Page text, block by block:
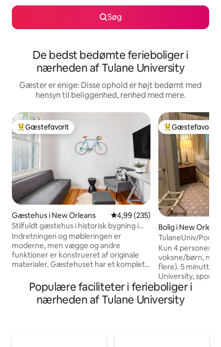
Søg
De bedst bedømte ferieboliger i
nærheden af Tulane University
Gæster er enige: Disse ophold er højt bedømt med
hensyn til beliggenhed, renhed med mere.
Bedste gæstefavorit
Gæstefavorit
Gæstehus i New Orleans 4,99 ud af 5 i gennemsnitlig
4,99 (235)
Stilfuldt gæstehus i historisk bygning i
nærheden af Audubon Park
Indretningen og møbleringen er
moderne, men vægge og andre
funktioner er konstrueret af originale
materialer. Gæstehuset har et komplet
kaffemaskine med kapsler. Stuen har et
55 tommers tv, og soveværelset har et
32 tommers tv. Queensize-sengen har
Bedste
Gæstefavorit
Bolig i New
TulaneUniv/Pool
godkendelse.
Kun 4 personer
voksne/børn,
flere). 5
University,
3 km til Jazz
FrQuarter, privat
til gæster, 2
Populære faciliteter i ferieboliger i
nærheden af Tulane University